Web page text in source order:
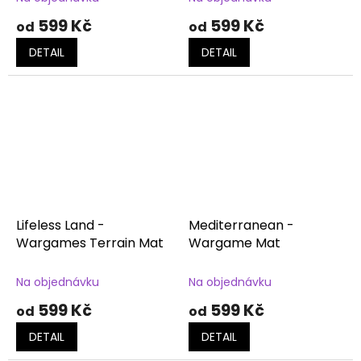
od 599 Kč
DETAIL
od 599 Kč
DETAIL
Lifeless Land -
Wargames Terrain Mat
Na objednávku
od 599 Kč
DETAIL
Mediterranean -
Wargame Mat
Na objednávku
od 599 Kč
DETAIL